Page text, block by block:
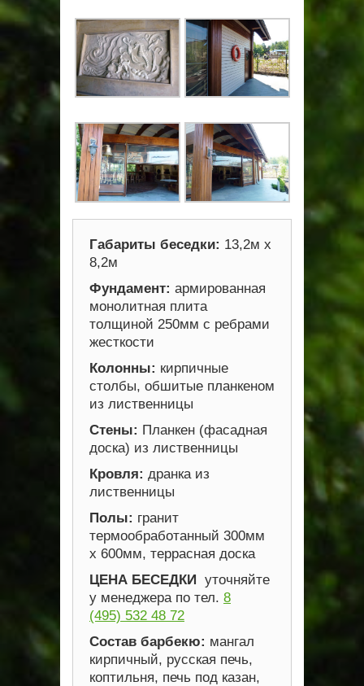
Габариты беседки: 13,2м х
8,2м
Фундамент: армированная
монолитная плита
толщиной 250мм с ребрами
жесткости
Колонны: кирпичные
столбы, обшитые планкеном
из лиственницы
Стены: Планкен (фасадная
доска) из лиственницы
Кровля: дранка из
лиственницы
Полы: гранит
термообработанный 300мм
х 600мм, террасная доска
ЦЕНА БЕСЕДКИ уточняйте
у менеджера по тел. 8
(495) 532 48 72
Состав барбекю: мангал
кирпичный, русская печь,
коптильня, печь под казан,